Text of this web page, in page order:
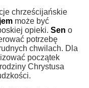
chrześcijańskie
może być
opieki. Sen o
potrzebę
chwilach. Dla
początek
Chrystusa